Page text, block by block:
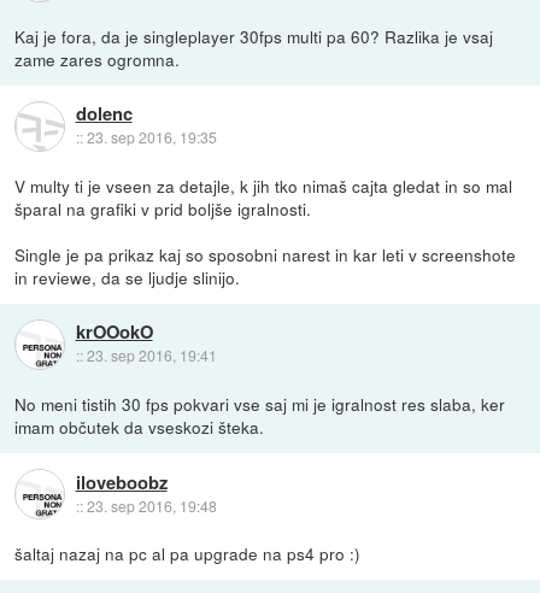
Kaj je fora, da je singleplayer 30fps multi pa 60? Razlika je vsaj
zame zares ogromna.
dolenc
::23. sep 2016, 19:35
V multy ti je vseen za detajle, k jih tko nimaš cajta gledat in so mal
šparal na grafiki v prid boljše igralnosti.
Single je pa prikaz kaj so sposobni narest in kar leti v screenshote
in reviewe, da se ljudje slinijo.
krOOokO
::23. sep 2016, 19:41
No meni tistih 30 fps pokvari vse saj mi je igralnost res slaba, ker
imam občutek da vseskozi šteka.
iloveboobz
::23. sep 2016, 19:48
šaltaj nazaj na pc al pa upgrade na ps4 pro :)